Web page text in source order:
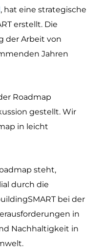
, hat eine strategische
erstellt. Die
der Arbeit von
Jahren
Roadmap
gestellt. Wir
in leicht
steht,
durch die
bei der
in
Nachhaltigkeit in